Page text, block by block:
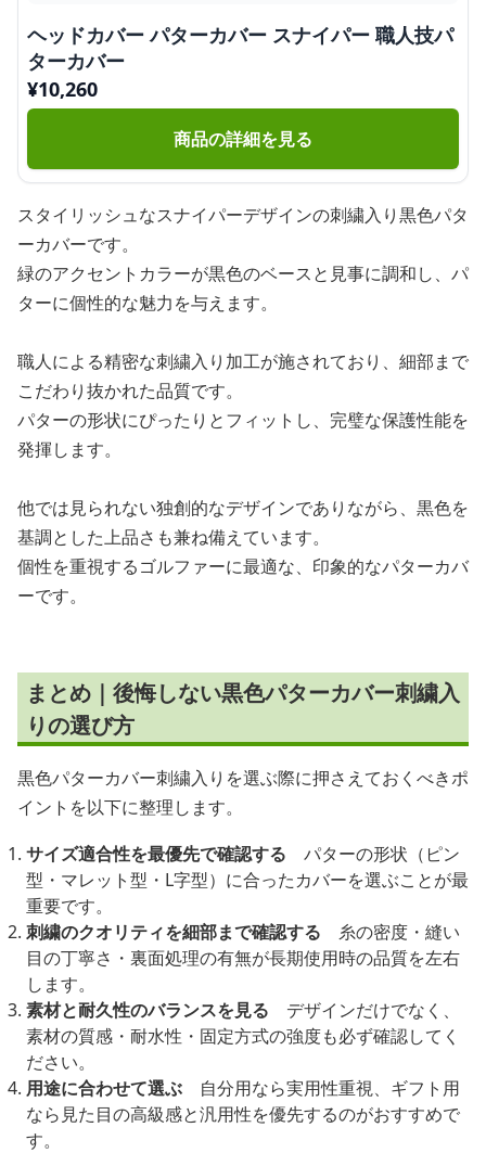
ヘッドカバー パターカバー スナイパー 職人技パ
ターカバー
¥10,260
商品の詳細を見る
スタイリッシュなスナイパーデザインの刺繍入り黒色パタ
ーカバーです。
緑のアクセントカラーが黒色のベースと見事に調和し、パ
ターに個性的な魅力を与えます。
職人による精密な刺繍入り加工が施されており、細部まで
こだわり抜かれた品質です。
パターの形状にぴったりとフィットし、完璧な保護性能を
発揮します。
他では見られない独創的なデザインでありながら、黒色を
基調とした上品さも兼ね備えています。
個性を重視するゴルファーに最適な、印象的なパターカバ
ーです。
まとめ｜後悔しない黒色パターカバー刺繍入
りの選び方
黒色パターカバー刺繍入りを選ぶ際に押さえておくべきポ
イントを以下に整理します。
サイズ適合性を最優先で確認する パターの形状（ピン
型・マレット型・L字型）に合ったカバーを選ぶことが最
重要です。
刺繍のクオリティを細部まで確認する 糸の密度・縫い
目の丁寧さ・裏面処理の有無が長期使用時の品質を左右
します。
素材と耐久性のバランスを見る デザインだけでなく、
素材の質感・耐水性・固定方式の強度も必ず確認してく
ださい。
用途に合わせて選ぶ 自分用なら実用性重視、ギフト用
なら見た目の高級感と汎用性を優先するのがおすすめで
す。